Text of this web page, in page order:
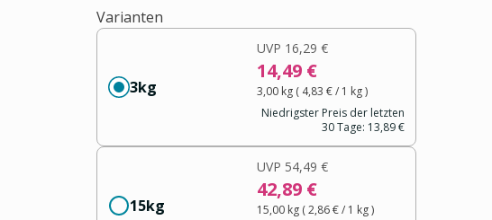
Varianten
3kg
UVP 16,29 €
14,49 €
3,00 kg( 4,83 €/ 1 kg)
Niedrigster Preis der letzten
30 Tage: 13,89 €
15kg
UVP 54,49 €
42,89 €
15,00 kg(2,86 €/ 1 kg)